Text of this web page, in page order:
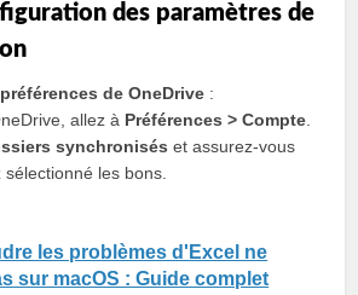
des paramètres de
de OneDrive :
allez à Préférences > Compte
synchronisés et assurez-vous
les bons.
les problèmes d'Excel ne
sur macOS : Guide complet